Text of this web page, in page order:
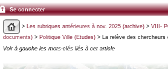
Se connecter
> Les rubriques antérieures à nov. 2025 (archive)> VIII-
documents)> Politique Ville (Etudes)> La relève des chercheurs
Voir à gauche les mots-clés liés à cet article